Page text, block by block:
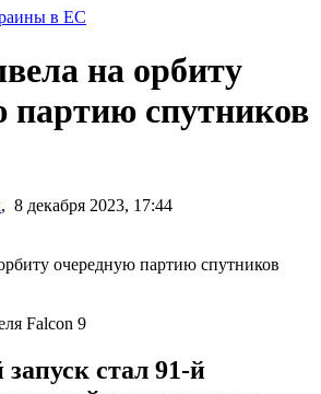
в ЕС
на орбиту
партию спутников
, 8 декабря 2023, 17:44
Falcon 9
стал 91-й